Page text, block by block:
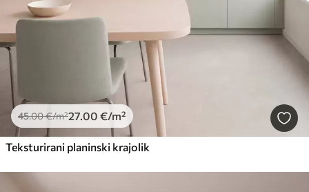
45.00€/m²27.00 €/m²
Teksturirani planinski krajolik